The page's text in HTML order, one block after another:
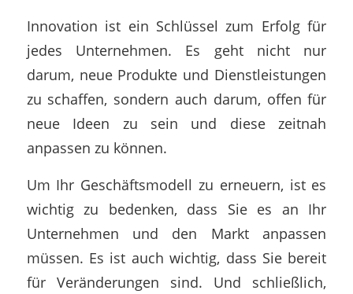
Innovation ist ein Schlüssel zum Erfolg für
jedes Unternehmen. Es geht nicht nur
darum, neue Produkte und Dienstleistungen
zu schaffen, sondern auch darum, offen für
neue Ideen zu sein und diese zeitnah
anpassen zu können.
Um Ihr Geschäftsmodell zu erneuern, ist es
wichtig zu bedenken, dass Sie es an Ihr
Unternehmen und den Markt anpassen
müssen. Es ist auch wichtig, dass Sie bereit
für Veränderungen sind. Und schließlich,